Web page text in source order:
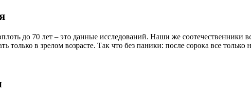
до 70 лет – это данные исследований. Наши же соотечественники
в зрелом возрасте. Так что без паники: после сорока все только